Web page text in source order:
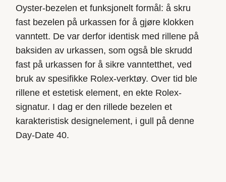
Oyster-bezelen et funksjonelt formål: å skru
fast bezelen på urkassen for å gjøre klokken
vanntett. De var derfor identisk med rillene på
baksiden av urkassen, som også ble skrudd
fast på urkassen for å sikre vanntetthet, ved
bruk av spesifikke Rolex-verktøy. Over tid ble
rillene et estetisk element, en ekte Rolex-
signatur. I dag er den rillede bezelen et
karakteristisk designelement, i gull på denne
Day-Date 40.